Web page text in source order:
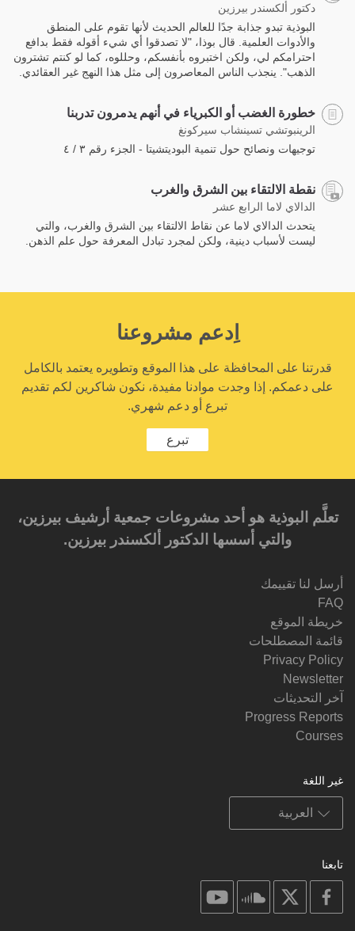
دكتور ألكسندر بيرزين
البوذية تبدو جذابة جدًا للعالم الحديث لأنها تقوم على المنطق
والأدوات العلمية. قال بوذا، "لا تصدقوا أي شيء أقوله فقط بدافع
احترامكم لي، ولكن اختبروه بأنفسكم، وحللوه، كما لو كنتم تشترون
الذهب". ينجذب الناس المعاصرون إلى مثل هذا النهج غير العقائدي.
خطورة الغضب أو الكبرياء في أنهم يدمرون تدربنا
الرينبوتشي تسينشاب سيركونغ
توجيهات ونصائح حول تنمية البوديتشيتا - الجزء رقم ٣ / ٤
نقطة الالتقاء بين الشرق والغرب
الدالاي لاما الرابع عشر
يتحدث الدالاي لاما عن نقاط الالتقاء بين الشرق والغرب، والتي
ليست لأسباب دينية، ولكن لمجرد تبادل المعرفة حول علم الذهن.
اِدعم مشروعنا
قدرتنا على المحافظة على هذا الموقع وتطويره يعتمد بالكامل
على دعمكم. إذا وجدت موادنا مفيدة، نكون شاكرين لكم تقديم
تبرع أو دعم شهري.
تبرع
تعلَّم البوذية هو أحد مشروعات جمعية أرشيف بيرزين،
والتي أسسها الدكتور ألكسندر بيرزين.‎‎
أرسل لنا تقييمك
FAQ
خريطة الموقع
قائمة المصطلحات
Privacy Policy
Newsletter
آخر التحديثات
Progress Reports
Courses
غير اللغة
تابعنا
facebook
soundcloud